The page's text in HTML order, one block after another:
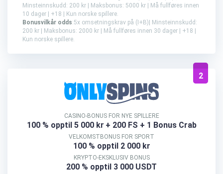
Minsteinnskudd: 200 kr | Maksbonus: 5000 kr | Må fullføres innen
10 dager | +18 | Kun norske spillere.
Bonusvilkår odds:5x omsetningskrav på (I+B)| Minsteinnskudd:
200 kr | Maksbonus: 2000 kr | Må fullføres innen 30 dager | +18 |
Kun norske spillere.
2
CASINO-BONUS FOR NYE SPILLERE
100 % opptil 5 000 kr + 200 FS + 1 Bonus Crab
VELKOMSTBONUS FOR SPORT
100 % opptil 2 000 kr
KRYPTO-EKSKLUSIV BONUS
200 % opptil 3 000 USDT